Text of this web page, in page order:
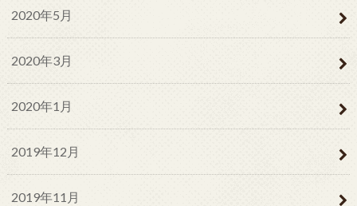
2020年5月
2020年3月
2020年1月
2019年12月
2019年11月